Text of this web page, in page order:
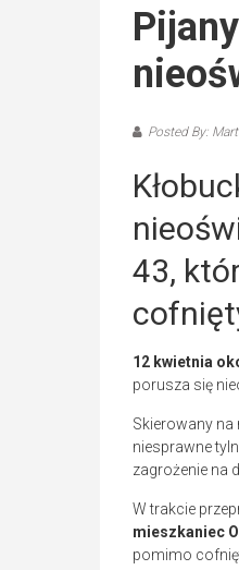
Posted By:
43,
12 kwietnia
porusza się
Skierowany
niesprawne
zagrożenie na
W trakcie
mieszkaniec
pomimo